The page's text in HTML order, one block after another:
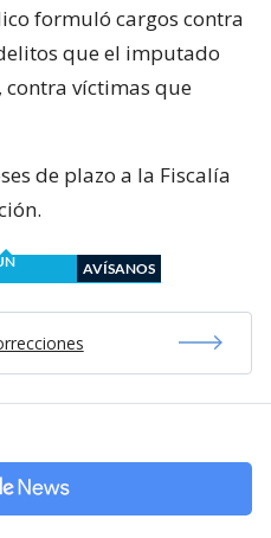
formuló cargos contra
que el imputado
víctimas que
de plazo a la Fiscalía
AVÍSANOS